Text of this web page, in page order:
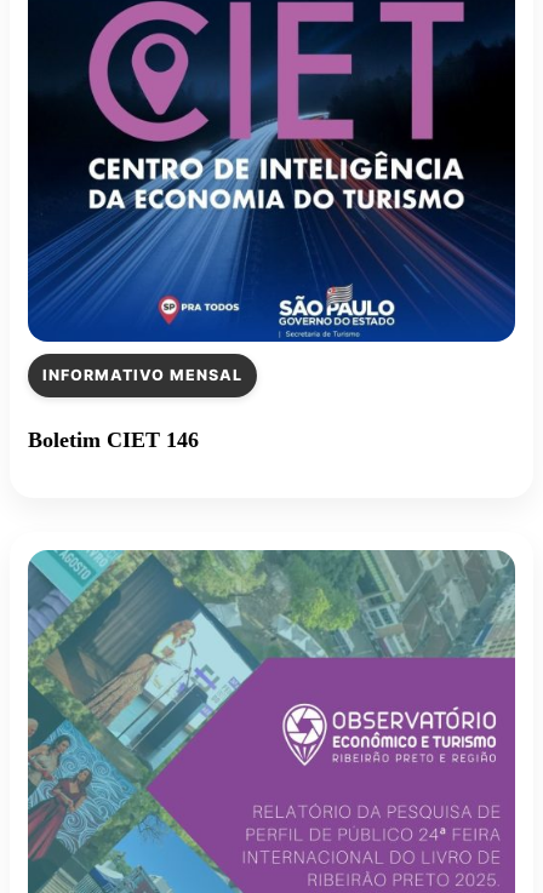
INFORMATIVO MENSAL
Boletim CIET 146